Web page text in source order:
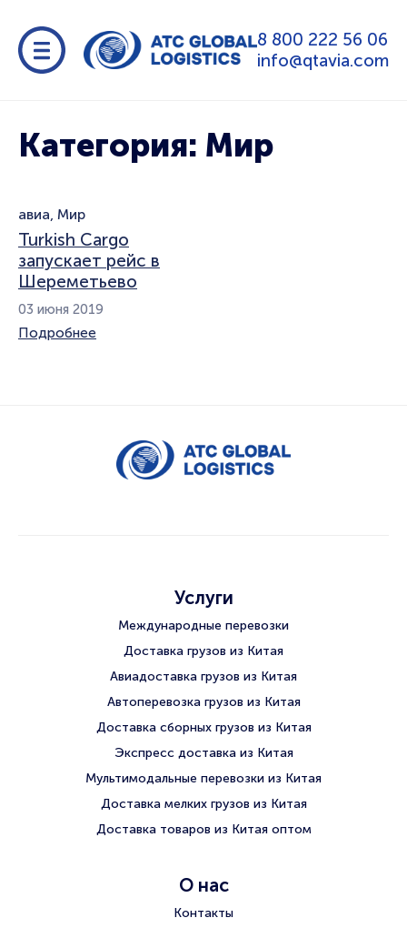
8 800 222 56 06
info@qtavia.com
Категория: Мир
авиа, Мир
Turkish Cargo
запускает рейс в
Шереметьево
03 июня 2019
Подробнее
Услуги
Международные перевозки
Доставка грузов из Китая
Авиадоставка грузов из Китая
Автоперевозка грузов из Китая
Доставка сборных грузов из Китая
Экспресс доставка из Китая
Мультимодальные перевозки из Китая
Доставка мелких грузов из Китая
Доставка товаров из Китая оптом
О нас
Контакты